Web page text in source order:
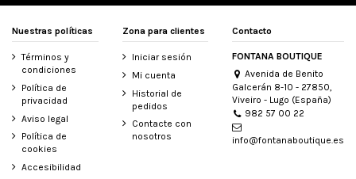
Nuestras políticas
Términos y
condiciones
Política de
privacidad
Aviso legal
Política de
cookies
Accesibilidad
Zona para clientes
Iniciar sesión
Mi cuenta
Historial de
pedidos
Contacte con
nosotros
Contacto
FONTANA BOUTIQUE
Avenida de Benito
Galcerán 8-10 - 27850,
Viveiro - Lugo (España)
982 57 00 22
info@fontanaboutique.es